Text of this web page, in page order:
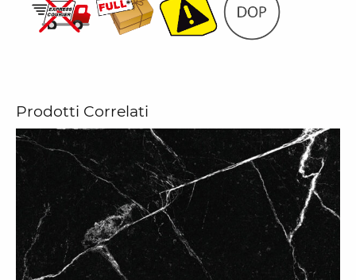
Prodotti Correlati